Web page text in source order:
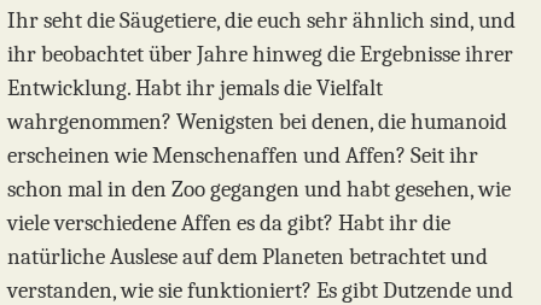
Ihr seht die Säugetiere, die euch sehr ähnlich sind, und
ihr beobachtet über Jahre hinweg die Ergebnisse ihrer
Entwicklung. Habt ihr jemals die Vielfalt
wahrgenommen? Wenigsten bei denen, die humanoid
erscheinen wie Menschenaffen und Affen? Seit ihr
schon mal in den Zoo gegangen und habt gesehen, wie
viele verschiedene Affen es da gibt? Habt ihr die
natürliche Auslese auf dem Planeten betrachtet und
verstanden, wie sie funktioniert? Es gibt Dutzende und